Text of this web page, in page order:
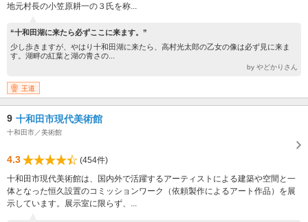
地元村長の小笠原耕一の３氏を称...
“十和田湖に来たら必ずここに来ます。”
少し歩きますが、やはり十和田湖に来たら、高村光太郎の乙女の像は必ず見に来ま
す。湖畔の紅葉と湖の青さの...
by やどかりさん
王道
9 十和田市現代美術館
十和田市／美術館
4.3
(454件)
十和田市現代美術館は、国内外で活躍するアーティストによる建築や空間と一
体となった恒久設置のコミッションワーク（依頼製作によるアート作品）を展
示しています。展示室に限らず、...